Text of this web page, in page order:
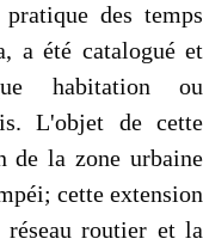
des temps
a été catalogué et
habitation ou
L'objet de cette
de la zone urbaine
cette extension
routier et la